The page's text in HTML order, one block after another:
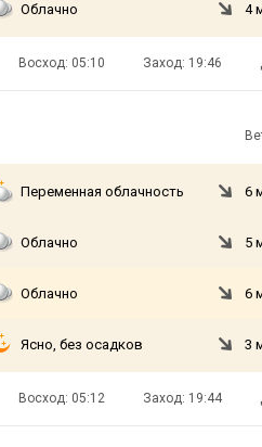
Облачно 4
Восход: 05:10 Заход: 19:46
Переменная облачность 6
Облачно 5
Облачно 6
Ясно, без осадков 3
Восход: 05:12 Заход: 19:44